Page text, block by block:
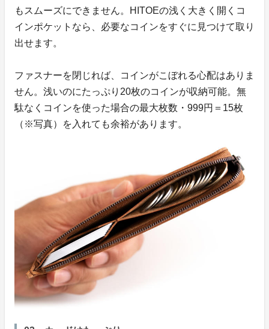
もスムーズにできません。HITOEの浅く大きく開くコ
インポケットなら、必要なコインをすぐに見つけて取り
出せます。
ファスナーを閉じれば、コインがこぼれる心配はありま
せん。浅いのにたっぷり20枚のコインが収納可能。無
駄なくコインを使った場合の最大枚数・999円＝15枚
（※写真）を入れても余裕があります。